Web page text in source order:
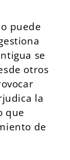
puede
se
otros
la
que
de